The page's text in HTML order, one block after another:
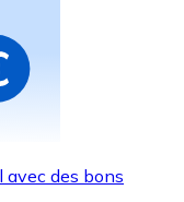
de cartes-cadeaux
des bons